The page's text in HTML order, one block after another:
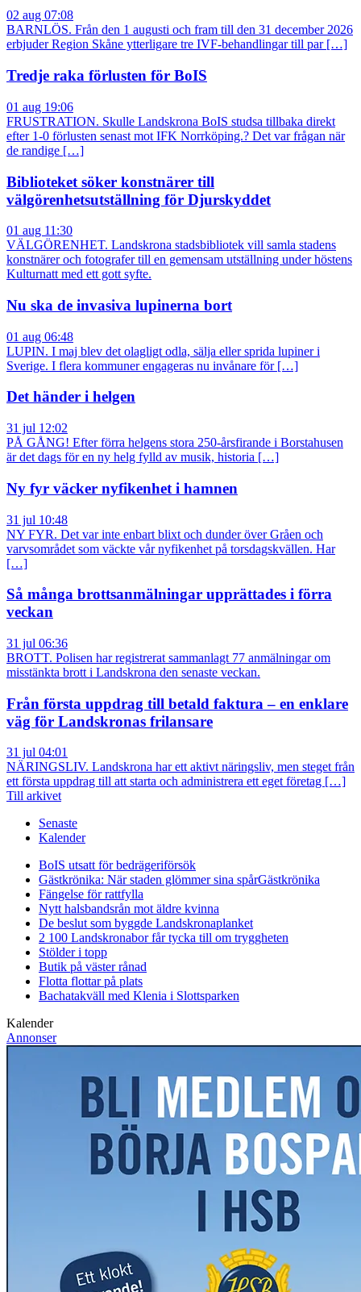
02 aug 07:08
BARNLÖS. Från den 1 augusti och fram till den 31 december 2026
erbjuder Region Skåne ytterligare tre IVF-behandlingar till par […]
Tredje raka förlusten för BoIS
01 aug 19:06
FRUSTRATION. Skulle Landskrona BoIS studsa tillbaka direkt
efter 1-0 förlusten senast mot IFK Norrköping.? Det var frågan när
de randige […]
Biblioteket söker konstnärer till
välgörenhetsutställning för Djurskyddet
01 aug 11:30
VÄLGÖRENHET. Landskrona stadsbibliotek vill samla stadens
konstnärer och fotografer till en gemensam utställning under höstens
Kulturnatt med ett gott syfte.
Nu ska de invasiva lupinerna bort
01 aug 06:48
LUPIN. I maj blev det olagligt odla, sälja eller sprida lupiner i
Sverige. I flera kommuner engageras nu invånare för […]
Det händer i helgen
31 jul 12:02
PÅ GÅNG! Efter förra helgens stora 250-årsfirande i Borstahusen
är det dags för en ny helg fylld av musik, historia […]
Ny fyr väcker nyfikenhet i hamnen
31 jul 10:48
NY FYR. Det var inte enbart blixt och dunder över Gråen och
varvsområdet som väckte vår nyfikenhet på torsdagskvällen. Har
[…]
Så många brottsanmälningar upprättades i förra
veckan
31 jul 06:36
BROTT. Polisen har registrerat sammanlagt 77 anmälningar om
misstänkta brott i Landskrona den senaste veckan.
Från första uppdrag till betald faktura – en enklare
väg för Landskronas frilansare
31 jul 04:01
NÄRINGSLIV. Landskrona har ett aktivt näringsliv, men steget från
ett första uppdrag till att starta och administrera ett eget företag […]
Till arkivet
Senaste
Kalender
BoIS utsatt för bedrägeriförsök
Gästkrönika: När staden glömmer sina spårGästkrönika
Fängelse för rattfylla
Nytt halsbandsrån mot äldre kvinna
De beslut som byggde Landskronaplanket
2 100 Landskronabor får tycka till om tryggheten
Stölder i topp
Butik på väster rånad
Flotta flottar på plats
Bachatakväll med Klenia i Slottsparken
Kalender
Annonser